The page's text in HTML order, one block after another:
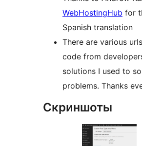
WebHostingHub for
Spanish translation
There are various
code from
solutions I used to
problems. Thanks
Скриншоты